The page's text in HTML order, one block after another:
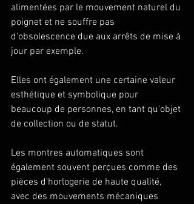
alimentées par le mouvement naturel du
poignet et ne souffre pas
d'obsolescence due aux arrêts de mise à
jour par exemple.
Elles ont également une certaine valeur
esthétique et symbolique pour
beaucoup de personnes, en tant qu'objet
de collection ou de statut.
Les montres automatiques sont
également souvent perçues comme des
pièces d'horlogerie de haute qualité,
avec des mouvements mécaniques